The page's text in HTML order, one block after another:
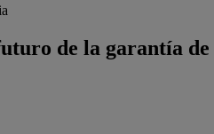
de la garantía